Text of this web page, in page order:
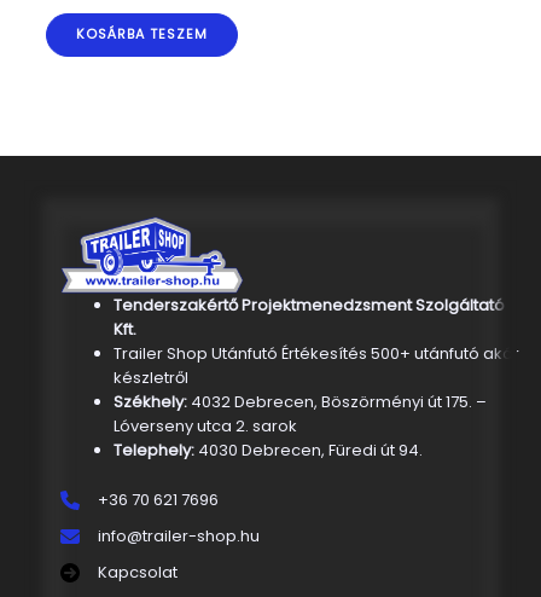
KOSÁRBA TESZEM
Tenderszakértő Projektmenedzsment Szolgáltató
Kft.
Trailer Shop Utánfutó Értékesítés 500+ utánfutó akár
készletről
Székhely: 4032 Debrecen, Böszörményi út 175. –
Lóverseny utca 2. sarok
Telephely:4030 Debrecen, Füredi út 94.
+36 70 621 7696
info@trailer-shop.hu
Kapcsolat